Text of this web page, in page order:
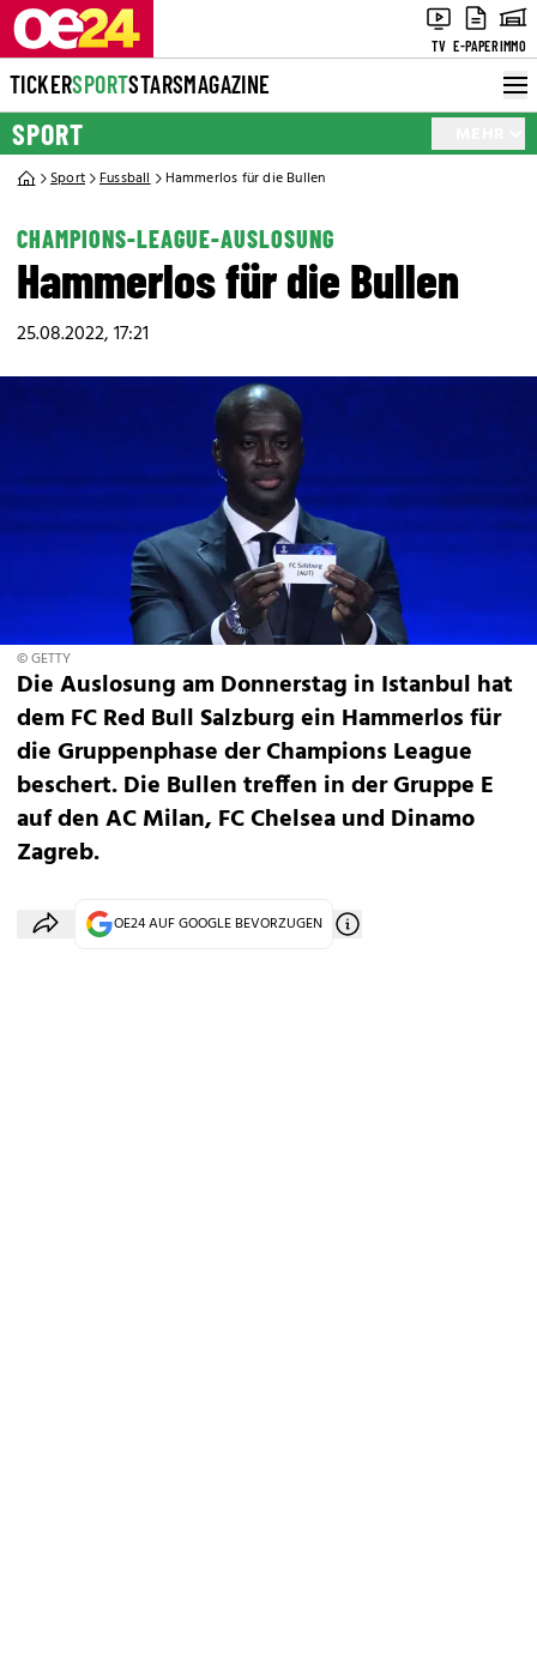
TV E-PAPERIMMO
TICKERSPORTSTARSMAGAZINE
SPORT
Sport Fussball Hammerlos für die Bullen
CHAMPIONS-LEAGUE-AUSLOSUNG
Hammerlos für die Bullen
25.08.2022, 17:21
© GETTY
Die Auslosung am Donnerstag in Istanbul hat
dem FC Red Bull Salzburg ein Hammerlos für
die Gruppenphase der Champions League
beschert. Die Bullen treffen in der Gruppe E
auf den AC Milan, FC Chelsea und Dinamo
Zagreb.
OE24 AUF GOOGLE BEVORZUGEN